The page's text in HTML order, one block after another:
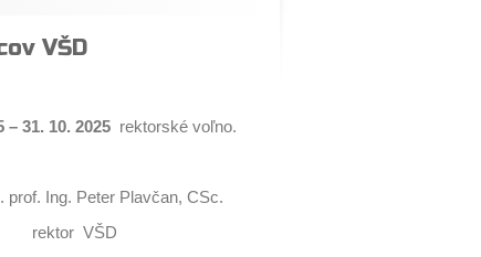
VŠD
– 31. 10. 2025 rektorské voľno.
CSc.